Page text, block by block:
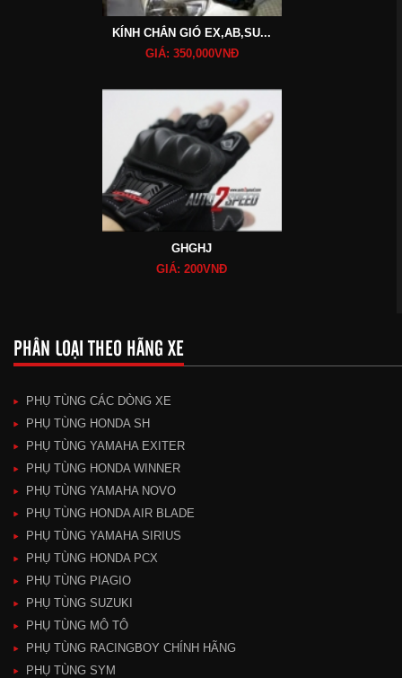
KÍNH CHẮN GIÓ EX,AB,SU...
GIÁ: 350,000VNĐ
GHGHJ
GIÁ: 200VNĐ
PHÂN LOẠI THEO HÃNG XE
PHỤ TÙNG CÁC DÒNG XE
PHỤ TÙNG HONDA SH
PHỤ TÙNG YAMAHA EXITER
PHỤ TÙNG HONDA WINNER
PHỤ TÙNG YAMAHA NOVO
PHỤ TÙNG HONDA AIR BLADE
PHỤ TÙNG YAMAHA SIRIUS
PHỤ TÙNG HONDA PCX
PHỤ TÙNG PIAGIO
PHỤ TÙNG SUZUKI
PHỤ TÙNG MÔ TÔ
PHỤ TÙNG RACINGBOY CHÍNH HÃNG
PHỤ TÙNG SYM